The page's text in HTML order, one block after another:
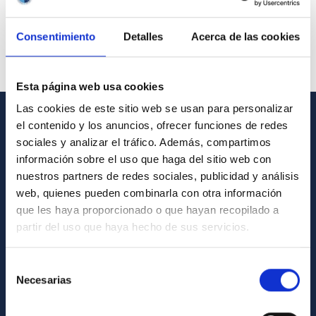
Consentimiento Detalles Acerca de las cookies
Esta página web usa cookies
Las cookies de este sitio web se usan para personalizar
el contenido y los anuncios, ofrecer funciones de redes
sociales y analizar el tráfico. Además, compartimos
información sobre el uso que haga del sitio web con
nuestros partners de redes sociales, publicidad y análisis
web, quienes pueden combinarla con otra información
que les haya proporcionado o que hayan recopilado a
partir del uso que haya hecho de sus servicios.
Necesarias
GENERAL INFORMATION
Contact
How to get to the IAC
List of personnel
Library